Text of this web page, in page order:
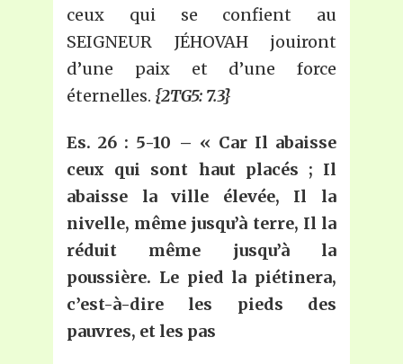
ceux qui se confient au
SEIGNEUR JÉHOVAH jouiront
d’une paix et d’une force
éternelles. {2TG5: 7.3}
Es. 26 : 5-10 – « Car Il abaisse
ceux qui sont haut placés ; Il
abaisse la ville élevée, Il la
nivelle, même jusqu’à terre, Il la
réduit même jusqu’à la
poussière. Le pied la piétinera,
c’est-à-dire les pieds des
pauvres, et les pas